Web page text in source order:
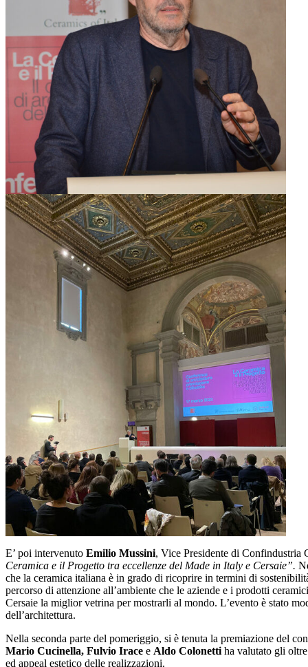
E’ poi intervenuto Emilio Mussini, Vice Presidente di Confindustria
Ceramica e il Progetto tra eccellenze del Made in Italy e Cersaie”.
che la ceramica italiana è in grado di ricoprire in termini di
percorso di attenzione all’ambiente che le aziende e i prodotti
Cersaie la miglior vetrina per mostrarli al mondo. L’evento è stato
dell’architettura.
Nella seconda parte del pomeriggio, si è tenuta la premiazione del
Mario Cucinella, Fulvio Irace e Aldo Colonetti ha valutato gli
ed appeal estetico delle realizzazioni.